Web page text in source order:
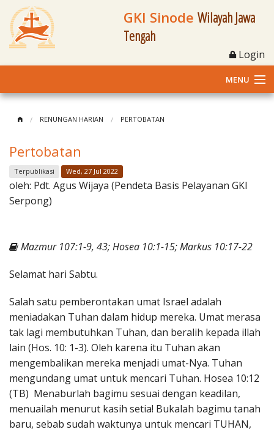
GKI Sinode Wilayah Jawa
Tengah
Login
MENU
Klasis dan Jemaat
Berita Kegiatan
Materi
RENUNGAN HARIAN PERTOBATAN
Pertobatan
Terpublikasi Wed, 27 Jul 2022
oleh: Pdt. Agus Wijaya (Pendeta Basis Pelayanan GKI
Serpong)
Mazmur 107:1-9, 43; Hosea 10:1-15; Markus 10:17-22
Selamat hari Sabtu.
Salah satu pemberontakan umat Israel adalah
meniadakan Tuhan dalam hidup mereka. Umat merasa
tak lagi membutuhkan Tuhan, dan beralih kepada illah
lain (Hos. 10: 1-3). Oleh karena itu Tuhan akan
mengembalikan mereka menjadi umat-Nya. Tuhan
mengundang umat untuk mencari Tuhan. Hosea 10:12
(TB) Menaburlah bagimu sesuai dengan keadilan,
menuailah menurut kasih setia! Bukalah bagimu tanah
baru, sebab sudah waktunya untuk mencari TUHAN,